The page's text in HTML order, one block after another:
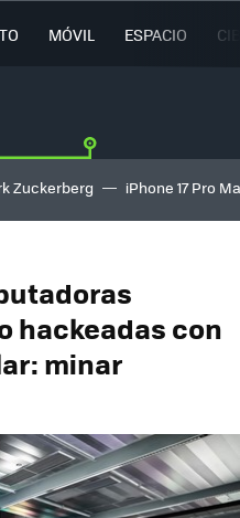
MÓVIL ESPACIO
Zuckerberg iPhone 17 Pro
hackeadas con
minar